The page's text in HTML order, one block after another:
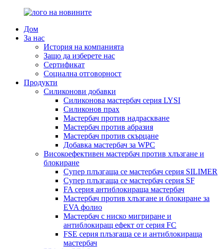
Дом
За нас
История на компанията
Защо да изберете нас
Сертификат
Социална отговорност
Продукти
Силиконови добавки
Силиконова мастербач серия LYSI
Силиконов прах
Мастербач против надраскване
Мастербач против абразия
Мастербач против скърцане
Добавка мастербач за WPC
Високоефективен мастербач против хлъзгане и
блокиране
Супер плъзгаща се мастербач серия SILIMER
Супер плъзгаща се мастербач серия SF
FA серия антиблокираща мастербач
Мастербач против хлъзгане и блокиране за
EVA фолио
Мастербач с ниско мигриране и
антиблокиращ ефект от серия FC
FSE серия плъзгаща се и антиблокираща
мастербач